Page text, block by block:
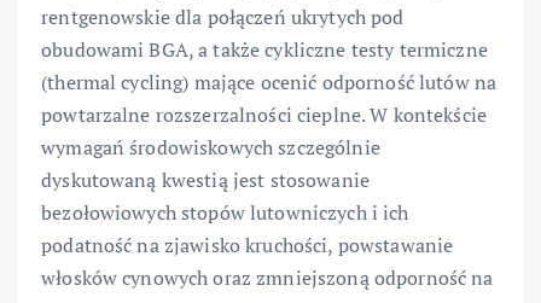
rentgenowskie dla połączeń ukrytych pod
obudowami BGA, a także cykliczne testy termiczne
(thermal cycling) mające ocenić odporność lutów na
powtarzalne rozszerzalności cieplne. W kontekście
wymagań środowiskowych szczególnie
dyskutowaną kwestią jest stosowanie
bezołowiowych stopów lutowniczych i ich
podatność na zjawisko kruchości, powstawanie
włosków cynowych oraz zmniejszoną odporność na